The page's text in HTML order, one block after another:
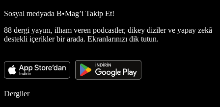
Sosyal medyada B•Mag’i Takip Et!
88 dergi yayını, ilham veren podcastler, dikey diziler ve yapay zekâ
destekli içerikler bir arada. Ekranlarınızı dik tutun.
Dergiler